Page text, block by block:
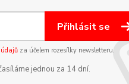
Přihlásit se
za účelem rozesílky newsletteru.
jednou za 14 dní.